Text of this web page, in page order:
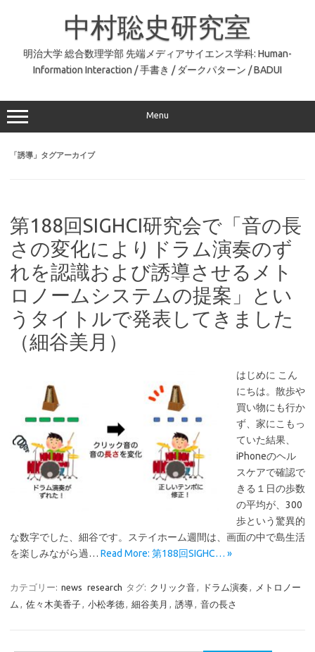
中村聡史研究室
明治大学 総合数理学部 先端メディアサイエンス学科: Human-
Information Interaction / 手書き / ダークパターン / BADUI
Menu
「誘導 」タグアーカイブ
第188回SIGHCI研究会で「音の長
さの変化によりドラム演奏のず
れを認識および誘導させるメト
ロノームシステムの提案」とい
うタイトルで発表してきました
（細谷美月）
はじめに こん
にちは。散歩や
買い物にも行か
ず、家にこもっ
ていた結果、
iPhoneのヘル
スケアで確認で
きる１日の歩数
の平均が、300
歩という驚異的
な数字でした、細谷です。ステイホーム週間は、画面の中で島生活
を楽しみながら過… Read More: 第188回SIGHC… »
カテゴリー: news research タグ: クリック音, ドラム演奏 ,
メトロノー
ム , 佐々木美香子, 小松孝徳, 細谷美月 , 誘導, 音の長さ